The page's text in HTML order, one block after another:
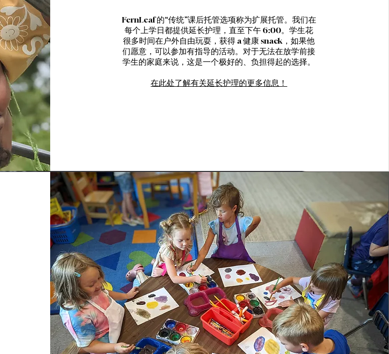
FernLeaf 的“传统”课后托管选项称为扩展托管。我们在
每个上学日都提供延长护理，直至下午 6:00。学生花
很多时间在户外自由玩耍，获得 a健康 snack，如果他
们愿意，可以参加有指导的活动。对于无法在放学前接
学生的家庭来说，这是一个极好的、负担得起的选择。
在此处了解有关延长护理的更多信息！